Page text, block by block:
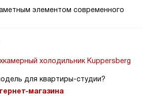
элементом современного
холодильник Kuppersberg
для квартиры-студии?
магазина